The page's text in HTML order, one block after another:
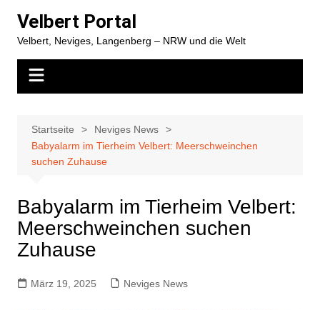
Inhalt
springen
Velbert Portal
Velbert, Neviges, Langenberg – NRW und die Welt
Startseite
Neviges News
Babyalarm im Tierheim Velbert: Meerschweinchen
suchen Zuhause
Babyalarm im Tierheim Velbert:
Meerschweinchen suchen
Zuhause
März 19, 2025 Neviges News